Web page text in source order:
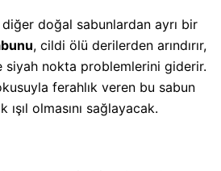
doğal sabunlardan ayrı bir
, cildi ölü derilerden arındırır,
siyah nokta problemlerini giderir.
ferahlık veren bu sabun
olmasını sağlayacak.